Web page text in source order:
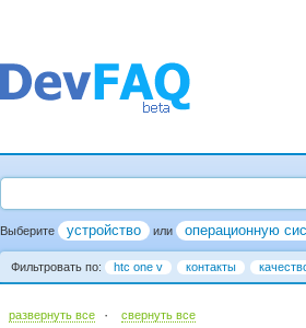
Выберите устройство или операционную
Фильтровать по: htc one v контакты
развернуть все · cвернуть все